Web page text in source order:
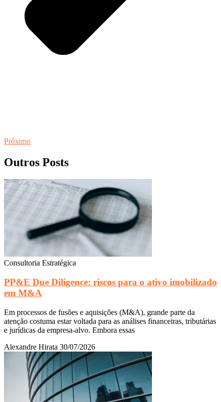
Próximo
Outros Posts
Consultoria Estratégica
PP&E Due Diligence: riscos para o ativo imobilizado
em M&A
Em processos de fusões e aquisições (M&A), grande parte da
atenção costuma estar voltada para as análises financeiras, tributárias
e jurídicas da empresa-alvo. Embora essas
Alexandre Hirata 30/07/2026